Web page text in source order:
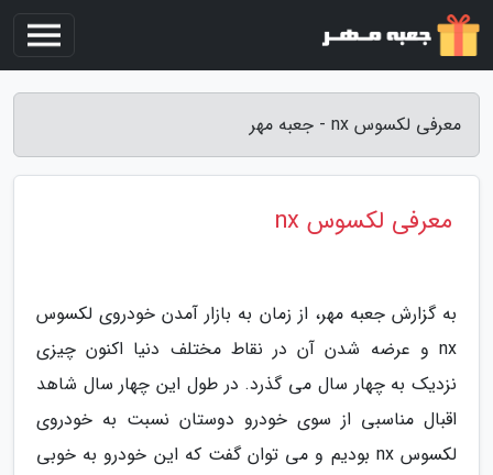
معرفی لکسوس nx - جعبه مهر
معرفی لکسوس nx
به گزارش جعبه مهر، از زمان به بازار آمدن خودروی لکسوس
nx و عرضه شدن آن در نقاط مختلف دنیا اکنون چیزی
نزدیک به چهار سال می گذرد. در طول این چهار سال شاهد
اقبال مناسبی از سوی خودرو دوستان نسبت به خودروی
لکسوس nx بودیم و می توان گفت که این خودرو به خوبی